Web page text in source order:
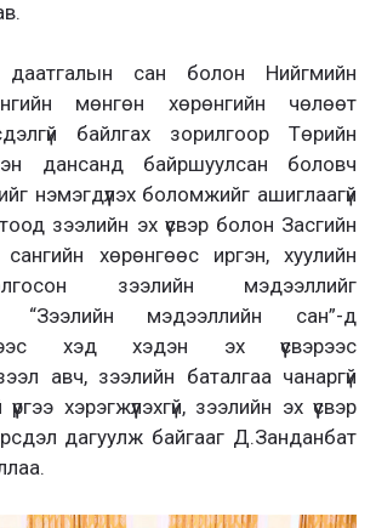
даатгалын сан болон Нийгмийн
мөнгөн хөрөнгийн чөлөөт
байлгах зорилгоор Төрийн
дансанд байршуулсан боловч
нэмэгдүүлэх боломжийг ашиглаагүй
зээлийн эх үүсвэр болон Засгийн
хөрөнгөөс иргэн, хуулийн
зээлийн мэдээллийг
“Зээлийн мэдээллийн сан”-д
хэд хэдэн эх үүсвэрээс
авч, зээлийн баталгаа чанаргүй
хэрэгжүүлэхгүй, зээлийн эх үүсвэр
дагуулж байгааг Д.Занданбат